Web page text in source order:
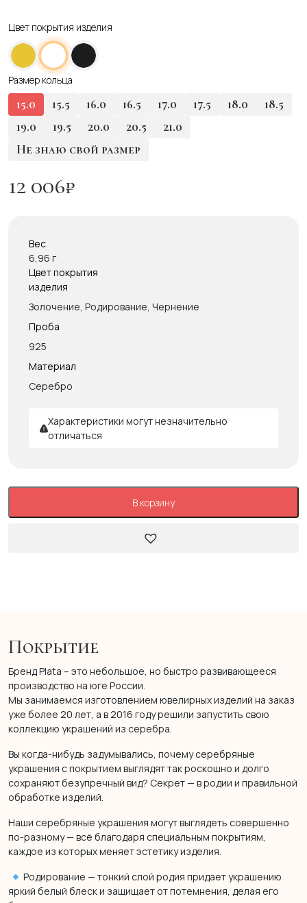
Цвет покрытия изделия
Размер кольца
15.0 15.5 16.0 16.5 17.0 17.5 18.0
18.5
19.0
19.5 20.0 20.5
21.0
Не знаю свой размер
12 006₽
Вес
6,96 г
Цвет покрытия
изделия
Золочение, Родирование, Чернение
Проба
925
Материал
Серебро
Характеристики могут незначительно
отличаться
В корзину
Покрытие
Бренд Plata – это небольшое, но быстро развивающееся
производство на юге России.
Мы занимаемся изготовлением ювелирных изделий на заказ
уже более 20 лет, а в 2016 году решили запустить свою
коллекцию украшений из серебра.
Вы когда-нибудь задумывались, почему серебряные
украшения с покрытием выглядят так роскошно и долго
сохраняют безупречный вид? Секрет — в родии и правильной
обработке изделий.
Наши серебряные украшения могут выглядеть совершенно
по-разному — всё благодаря специальным покрытиям,
каждое из которых меняет эстетику изделия.
Родирование — тонкий слой родия придает украшению
яркий белый блеск и защищает от потемнения, делая его